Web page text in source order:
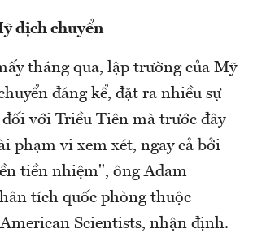
dịch chuyển
tháng qua, lập trường của Mỹ
đáng kể, đặt ra nhiều sự
với Triều Tiên mà trước đây
phạm vi xem xét, ngay cả bởi
tiền nhiệm", ông Adam
tích quốc phòng thuộc
Scientists, nhận định.